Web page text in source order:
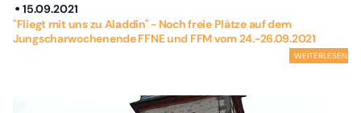
15.09.2021
"Fliegt mit uns zu Aladdin" - Noch freie Plätze auf dem
Jungscharwochenende FFNE und FFM vom 24.-26.09.2021
WEITERLESEN